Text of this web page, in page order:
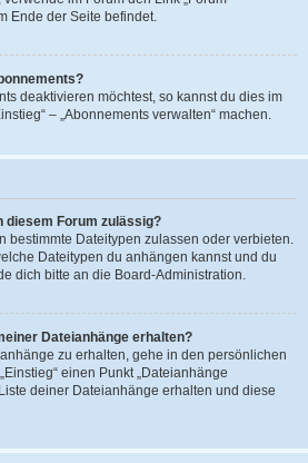
Ende der Seite befindet.
deaktivieren möchtest, so kannst du dies im
– „Abonnements verwalten“ machen.
diesem Forum zulässig?
bestimmte Dateitypen zulassen oder verbieten.
Dateitypen du anhängen kannst und du
dich bitte an die Board-Administration.
Dateianhänge erhalten?
zu erhalten, gehe in den persönlichen
einen Punkt „Dateianhänge
deiner Dateianhänge erhalten und diese